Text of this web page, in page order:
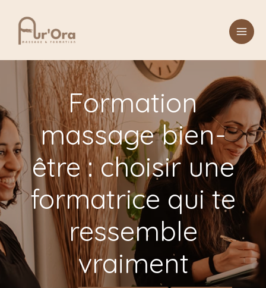
contenu
Formation
massage bien-
être : choisir une
formatrice qui te
ressemble
vraiment